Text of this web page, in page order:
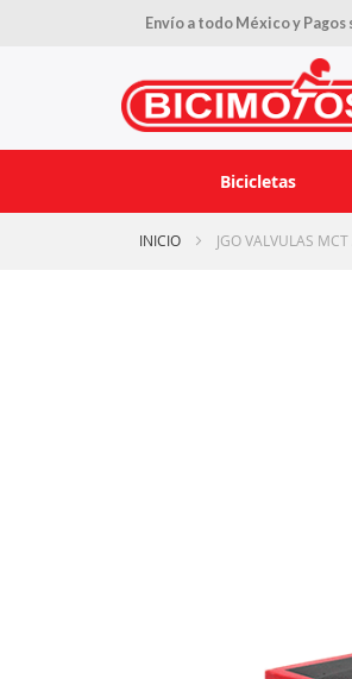
Envío a todo México y Pagos
Bicicletas
INICIO JGO VALVULAS